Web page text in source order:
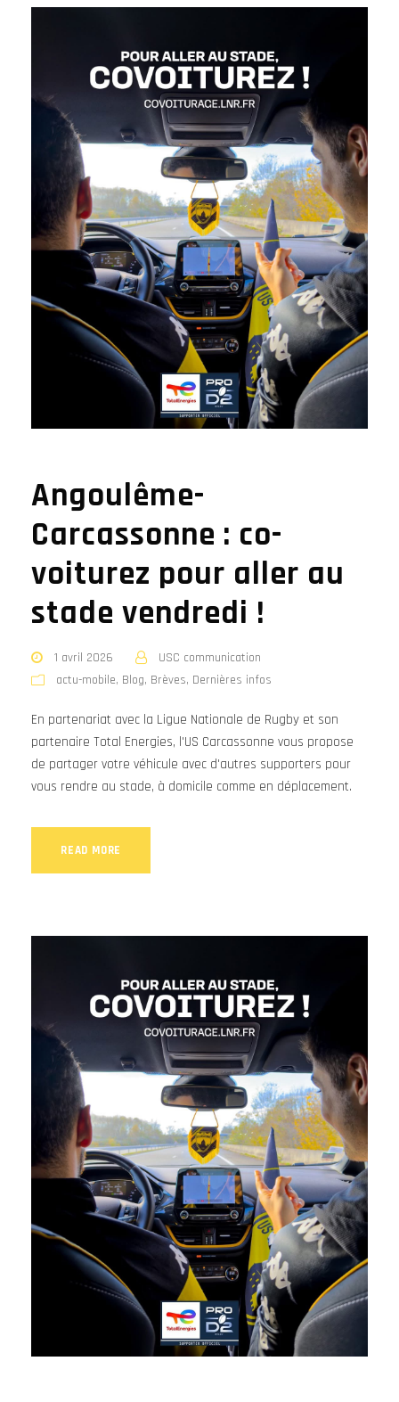
Angoulême-
Carcassonne : co-
voiturez pour aller au
stade vendredi !
1 avril 2026
USC communication
actu-mobile, Blog, Brèves, Dernières infos
En partenariat avec la Ligue Nationale de Rugby et son
partenaire Total Energies, l'US Carcassonne vous propose
de partager votre véhicule avec d'autres supporters pour
vous rendre au stade, à domicile comme en déplacement.
READ MORE